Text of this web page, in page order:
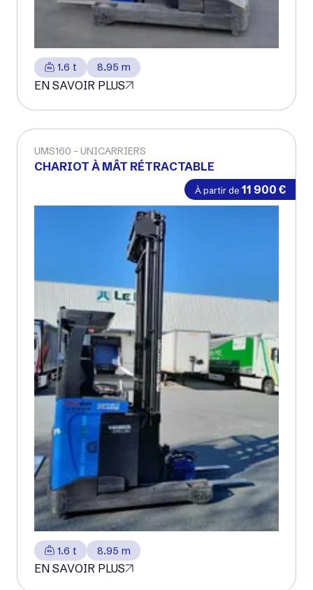
1.6 t 8.95 m
EN SAVOIR PLUS
CHARIOT À MÂT RÉTRACTABLE
UNICARRIERS
UMS160
À partir de 11 900 €
1.6 t 8.95 m
EN SAVOIR PLUS